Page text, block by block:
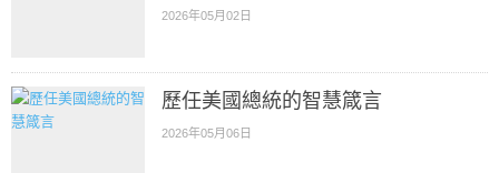
2026年05月02日
歷任美國總統的智慧箴言
2026年05月06日